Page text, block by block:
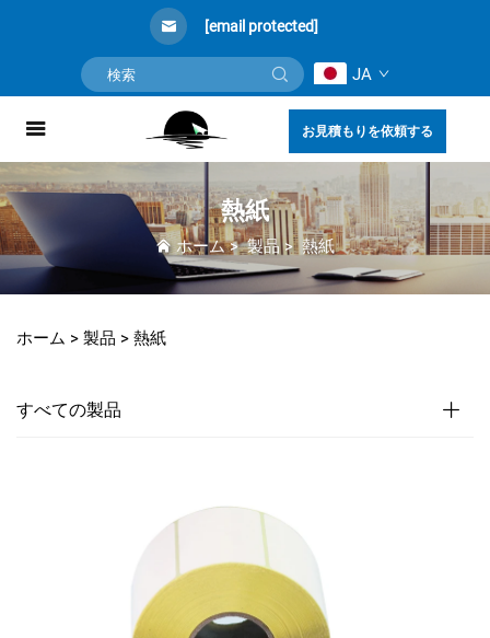
[email protected]
JA
お見積もりを依頼する
熱紙
ホーム>製品> 熱紙
ホーム > 製品 > 熱紙
すべての製品